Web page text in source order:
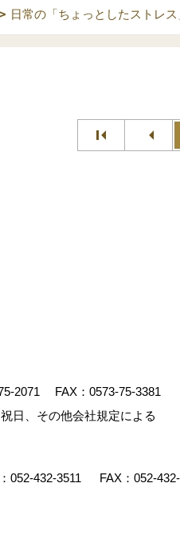
日常の「ちょっとしたストレ
2071
FAX：0573-75-3381
日、その他会社規定による
052-432-3511 FAX：052-